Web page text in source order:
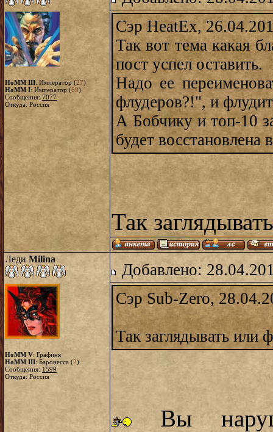
HoMM III: Император (27)
HoMM I: Император (69)
Сообщения: 7077
Откуда: Россия
Сэр HeatEx,
Так вот тема какая
пост успел оставить.
Надо ее
флудеров?!", и
А Бобчику и топ-10
будет восстановлена
Так
Леди Milina
HoMM V: Графиня
HoMM III: Баронесса (2)
Сообщения: 1599
Откуда: Россия
Добавлено:
Сэр Sub-Zero,
Так заглядывать или
Вы